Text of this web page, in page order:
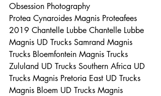
Obsession Photography
Protea Cynaroides Magnis Proteafees
2019 Chantelle Lubbe Chantelle Lubbe
Magnis UD Trucks Samrand Magnis
Trucks Bloemfontein Magnis Trucks
Zululand UD Trucks Southern Africa UD
Trucks Magnis Pretoria East UD Trucks
Magnis Bloem UD Trucks Magnis